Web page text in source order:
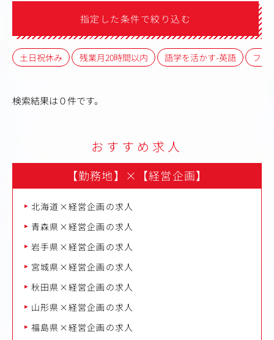
指定した条件で絞り込む
土日祝休み 残業月20時間以内 語学を活かす-英語 フレ
検索結果は０件です。
おすすめ求人
【勤務地】 × 【経営企画】
北海道×経営企画の求人
青森県×経営企画の求人
岩手県×経営企画の求人
宮城県×経営企画の求人
秋田県×経営企画の求人
山形県×経営企画の求人
福島県×経営企画の求人